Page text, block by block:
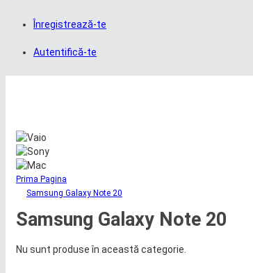
Înregistrează-te
Autentifică-te
Prima Pagina
Samsung Galaxy Note 20
Samsung Galaxy Note 20
Nu sunt produse în această categorie.